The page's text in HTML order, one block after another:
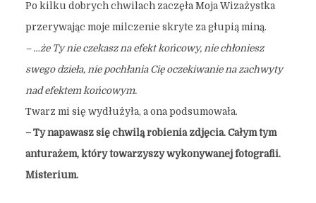
Po kilku dobrych chwilach zaczęła Moja Wizażystka
przerywając moje milczenie skryte za głupią miną.
– …że Ty nie czekasz na efekt końcowy, nie chłoniesz
swego dzieła, nie pochłania Cię oczekiwanie na zachwyty
nad efektem końcowym.
Twarz mi się wydłużyła, a ona podsumowała.
– Ty napawasz się chwilą robienia zdjęcia. Całym tym
anturażem, który towarzyszy wykonywanej fotografii.
Misterium.